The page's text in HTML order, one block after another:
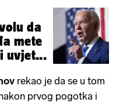
da
mete
uvjet...
rekao je da se u tom
prvog pogotka i